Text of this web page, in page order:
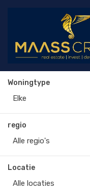
Woningtype
Elke
regio
Alle regio's
Locatie
Alle locaties